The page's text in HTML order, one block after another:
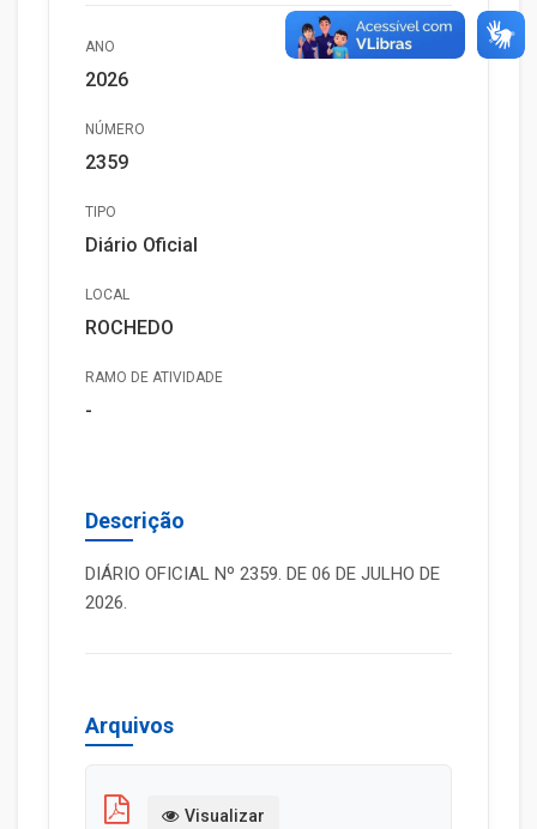
ANO
2026
NÚMERO
2359
TIPO
Diário Oficial
LOCAL
ROCHEDO
RAMO DE ATIVIDADE
-
Descrição
DIÁRIO OFICIAL Nº 2359. DE 06 DE JULHO DE
2026.
Arquivos
Visualizar